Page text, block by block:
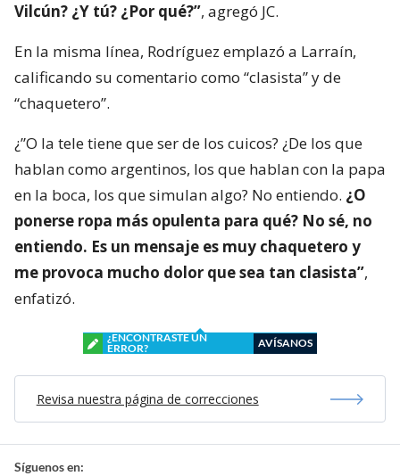
Vilcún? ¿Y tú? ¿Por qué?”, agregó JC.
En la misma línea, Rodríguez emplazó a Larraín,
calificando su comentario como “clasista” y de
“chaquetero”.
¿”O la tele tiene que ser de los cuicos? ¿De los que
hablan como argentinos, los que hablan con la papa
en la boca, los que simulan algo? No entiendo. ¿O
ponerse ropa más opulenta para qué? No sé, no
entiendo. Es un mensaje es muy chaquetero y
me provoca mucho dolor que sea tan clasista”,
enfatizó.
¿ENCONTRASTE UN
ERROR?
AVÍSANOS
Revisa nuestra página de correcciones
Síguenos en: